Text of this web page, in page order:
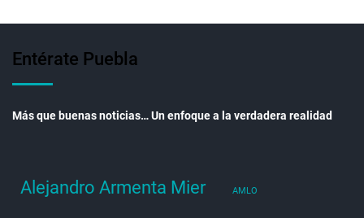
Entérate Puebla
Más que buenas noticias… Un enfoque a la verdadera realidad
Alejandro Armenta Mier AMLO